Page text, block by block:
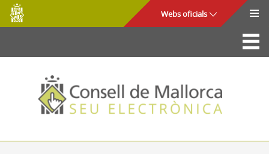
Salta al contingut principal
Consell
de
Mallorca
Webs oficials
La Seu
Consell de Mallorca
Accés i seguretat
Utilitats